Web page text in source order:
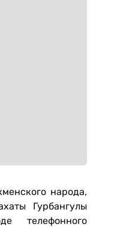
народа,
Гурбангулы
телефонного